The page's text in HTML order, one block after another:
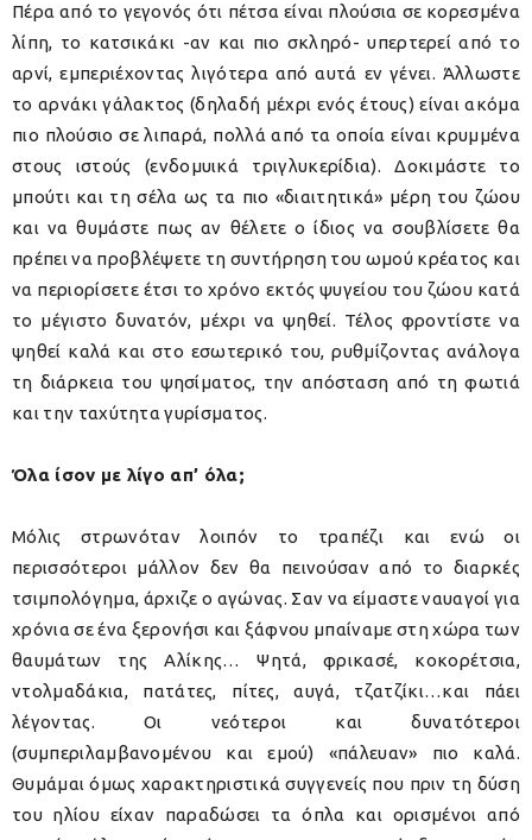
Πέρα από το γεγονός ότι πέτσα είναι πλούσια σε κορεσμένα
λίπη, το κατσικάκι -αν και πιο σκληρό- υπερτερεί από το
αρνί, εμπεριέχοντας λιγότερα από αυτά εν γένει. Άλλωστε
το αρνάκι γάλακτος (δηλαδή μέχρι ενός έτους) είναι ακόμα
πιο πλούσιο σε λιπαρά, πολλά από τα οποία είναι κρυμμένα
στους ιστούς (ενδομυικά τριγλυκερίδια). Δοκιμάστε το
μπούτι και τη σέλα ως τα πιο «διαιτητικά» μέρη του ζώου
και να θυμάστε πως αν θέλετε ο ίδιος να σουβλίσετε θα
πρέπει να προβλέψετε τη συντήρηση του ωμού κρέατος και
να περιορίσετε έτσι το χρόνο εκτός ψυγείου του ζώου κατά
το μέγιστο δυνατόν, μέχρι να ψηθεί. Τέλος φροντίστε να
ψηθεί καλά και στο εσωτερικό του, ρυθμίζοντας ανάλογα
τη διάρκεια του ψησίματος, την απόσταση από τη φωτιά
και την ταχύτητα γυρίσματος.
Όλα ίσον με λίγο απ’ όλα;
Μόλις στρωνόταν λοιπόν το τραπέζι και ενώ οι
περισσότεροι μάλλον δεν θα πεινούσαν από το διαρκές
τσιμπολόγημα, άρχιζε ο αγώνας. Σαν να είμαστε ναυαγοί για
χρόνια σε ένα ξερονήσι και ξάφνου μπαίναμε στη χώρα των
θαυμάτων της Αλίκης… Ψητά, φρικασέ, κοκορέτσια,
ντολμαδάκια, πατάτες, πίτες, αυγά, τζατζίκι…και πάει
λέγοντας. Οι νεότεροι και δυνατότεροι
(συμπεριλαμβανομένου και εμού) «πάλευαν» πιο καλά.
Θυμάμαι όμως χαρακτηριστικά συγγενείς που πριν τη δύση
του ηλίου είχαν παραδώσει τα όπλα και ορισμένοι από